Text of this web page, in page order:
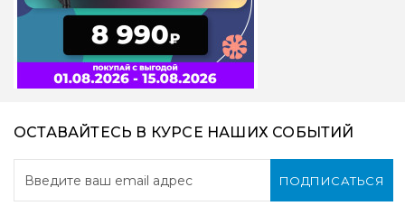
ОСТАВАЙТЕСЬ В КУРСЕ НАШИХ СОБЫТИЙ
ПОДПИСАТЬСЯ